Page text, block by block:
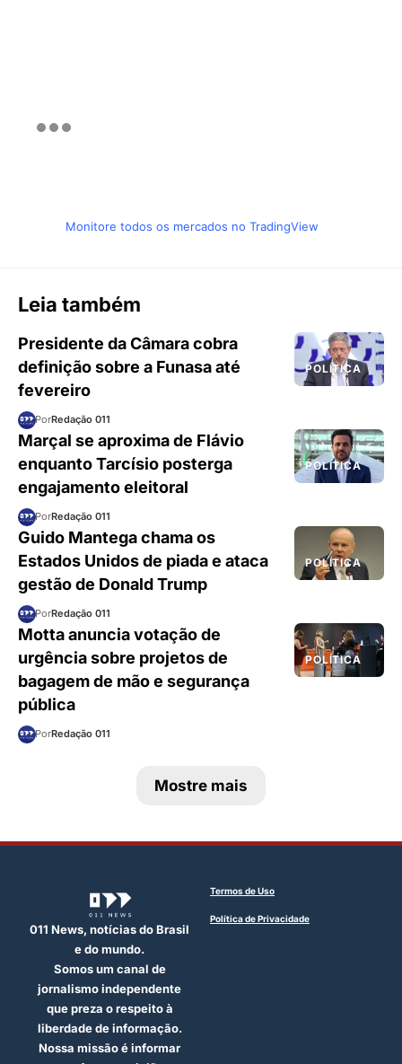
Monitore todos os mercados no TradingView
Leia também
POLÍTICA
Presidente da Câmara cobra
definição sobre a Funasa até
fevereiro
PorRedação 011
POLÍTICA
Marçal se aproxima de Flávio
enquanto Tarcísio posterga
engajamento eleitoral
PorRedação 011
POLÍTICA
Guido Mantega chama os
Estados Unidos de piada e ataca
gestão de Donald Trump
PorRedação 011
POLÍTICA
Motta anuncia votação de
urgência sobre projetos de
bagagem de mão e segurança
pública
PorRedação 011
Mostre mais
011 News, notícias do Brasil
e do mundo.
Somos um canal de
jornalismo independente
que preza o respeito à
liberdade de informação.
Nossa missão é informar
Termos de Uso
Política de Privacidade